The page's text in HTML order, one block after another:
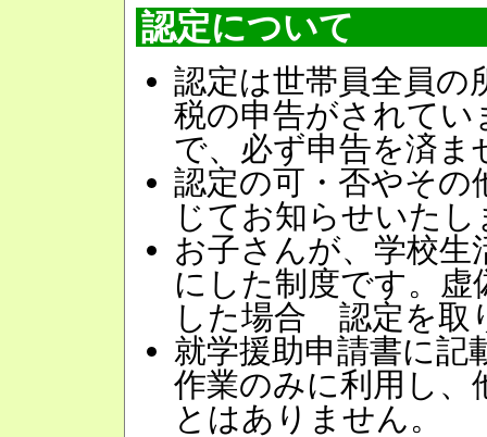
認定について
認定は世帯員全員の
税の申告がされて
で、必ず申告を済ま
認定の可・否やその
じてお知らせいたし
お子さんが、学校
にした制度です。虚
した場合 認定を取
就学援助申請書に記
作業のみに利用し、
とはありません。